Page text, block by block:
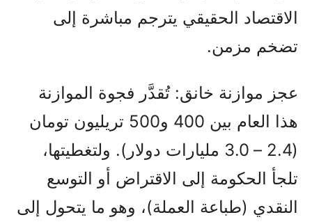
الاقتصاد الحقيقي يترجم مباشرة إلى
تضخم مزمن.
عجز موازنة خانق: تُقدَّر فجوة الموازنة
هذا العام بين 400 و500 تريليون تومان
(2.4 – 3.0 مليارات دولار). ولتغطيتها،
تلجأ الحكومة إلى الاقتراض أو التوسع
النقدي (طباعة العملة)، وهو ما يتحول إلى